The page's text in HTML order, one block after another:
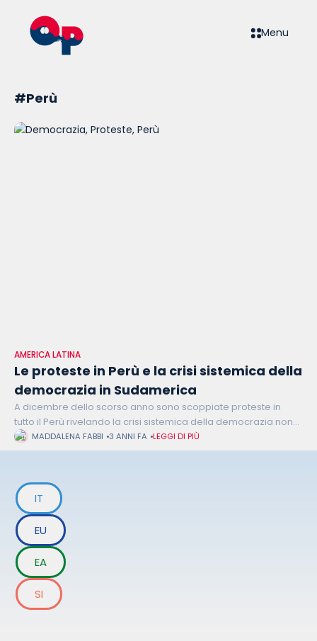
Menu
#Perù
AMERICA LATINA
Le proteste in Perù e la crisi sistemica della
democrazia in Sudamerica
A dicembre dello scorso anno sono scoppiate proteste in
tutto il Perù rivelando la crisi sistemica della democrazia non
solo nel Paese andino ma in tutto il Sudamerica. A un
MADDALENA FABBI 3 ANNI FA LEGGI DI PIÙ
IT
EU
EA
SI